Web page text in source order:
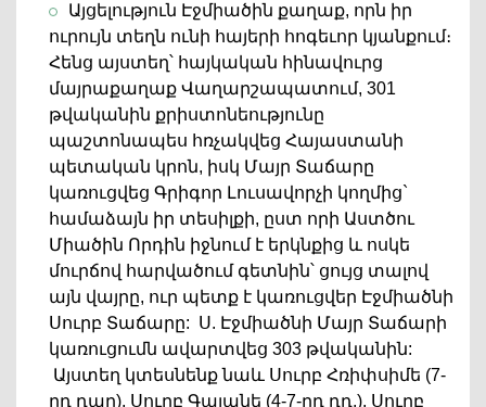
Այցելություն Էջմիածին քաղաք, որն իր
ուրույն տեղն ունի հայերի հոգեւոր կյանքում։
Հենց այստեղ՝ հայկական հինավուրց
մայրաքաղաք Վաղարշապատում, 301
թվականին քրիստոնեությունը
պաշտոնապես հռչակվեց Հայաստանի
պետական ​​կրոն, իսկ Մայր Տաճարը
կառուցվեց Գրիգոր Լուսավորչի կողմից`
համաձայն իր տեսիլքի, ըստ որի Աստծու
Միածին Որդին իջնում է երկնքից և ոսկե
մուրճով հարվածում գետնին՝ ցույց տալով
այն վայրը, ուր պետք է կառուցվեր Էջմիածնի
Սուրբ Տաճարը: Ս. Էջմիածնի Մայր Տաճարի
կառուցումն ավարտվեց 303 թվականին:
Այստեղ կտեսնենք նաև Սուրբ Հռիփսիմե (7-
րդ դար), Սուրբ Գայանե (4-7-րդ դդ.), Սուրբ